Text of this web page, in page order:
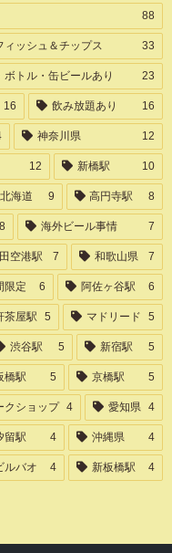
88
ィッシュ＆チップス 33
ボトル・缶ビールあり 23
16 飲み放題あり 16
神奈川県 12
12 新橋駅 10
北海道 9 高円寺駅 8
8 海外ビール事情 7
空港駅 7 和歌山県 7
限定 6 阿佐ヶ谷駅 6
茶屋駅 5 マドリード 5
渋谷駅 5 新宿駅 5
橋駅 5 京橋駅 5
クショップ 4 愛知県 4
留駅 4 沖縄県 4
ルバオ 4 新板橋駅 4